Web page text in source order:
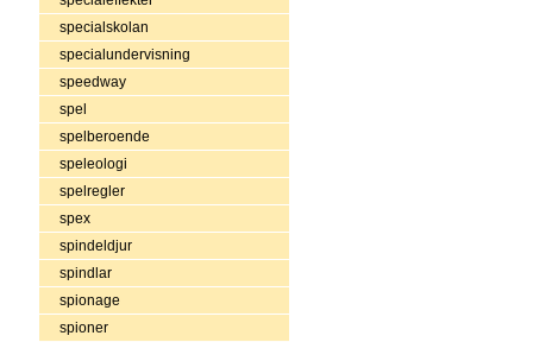
specialskolan
specialundervisning
speedway
spel
spelberoende
speleologi
spelregler
spex
spindeldjur
spindlar
spionage
spioner